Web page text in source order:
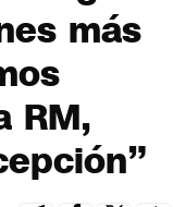
más
RM,